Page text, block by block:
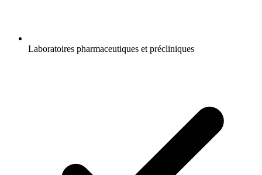
Laboratoires pharmaceutiques et précliniques